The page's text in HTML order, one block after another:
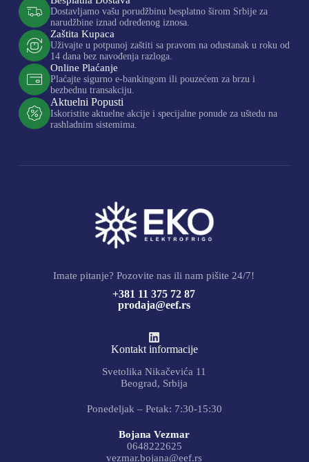
Dostavljamo vašu porudžbinu besplatno širom Srbije za
narudžbine iznad određenog iznosa.
Zaštita Kupaca
Uživajte u potpunoj zaštiti sa pravom na odustanak u roku od
14 dana bez navođenja razloga.
Online Plaćanje
Plaćajte sigurno e-bankingom ili pouzećem za brzu i
bezbednu transakciju.
Aktuelni Popusti
Iskoristite aktuelne akcije i specijalne ponude za uštedu na
rashladnim sistemima.
Imate pitanje? Pozovite nas ili nam pišite 24/7!
+381 11 375 72 87
prodaja@eef.rs
Kontakt informacije
Svetolika Nikačevića 11
Beograd, Srbija
Ponedeljak – Petak: 7:30-15:30
Bojana Vezmar
0648222625
vezmar.bojana@eef.rs